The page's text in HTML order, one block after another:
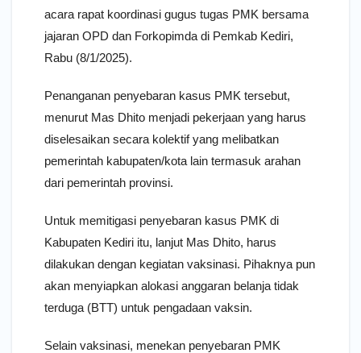
acara rapat koordinasi gugus tugas PMK bersama
jajaran OPD dan Forkopimda di Pemkab Kediri,
Rabu (8/1/2025).
Penanganan penyebaran kasus PMK tersebut,
menurut Mas Dhito menjadi pekerjaan yang harus
diselesaikan secara kolektif yang melibatkan
pemerintah kabupaten/kota lain termasuk arahan
dari pemerintah provinsi.
Untuk memitigasi penyebaran kasus PMK di
Kabupaten Kediri itu, lanjut Mas Dhito, harus
dilakukan dengan kegiatan vaksinasi. Pihaknya pun
akan menyiapkan alokasi anggaran belanja tidak
terduga (BTT) untuk pengadaan vaksin.
Selain vaksinasi, menekan penyebaran PMK